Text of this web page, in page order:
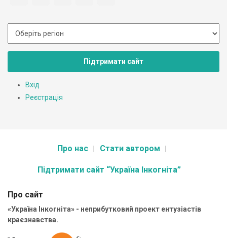
Підтримати сайт
Вхід
Реєстрація
Про нас Стати автором
Підтримати сайт “Україна Інкогніта”
Про сайт
«Україна Інкогніта» - неприбутковий проект ентузіастів
краєзнавства.